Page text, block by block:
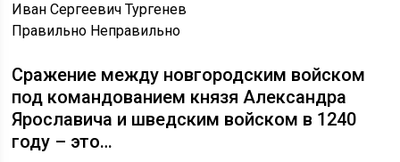
Иван Сергеевич Тургенев
Правильно Неправильно
Сражение между новгородским войском
под командованием князя Александра
Ярославича и шведским войском в 1240
году – это…